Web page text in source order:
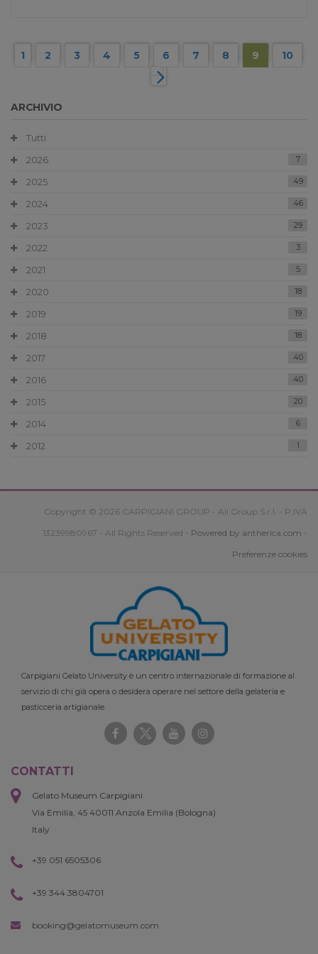
1 2 3 4 5 6 7 8 9 10
ARCHIVIO
Tutti
2026
7
2025 49
2024 46
2023 29
2022 3
2021 5
2020 18
2019 19
2018 18
2017 40
2016 40
2015 20
2014 6
2012 1
Copyright © 2026 CARPIGIANI GROUP - Ali Group S.r.l. - P.IVA
13239980967 - All Rights Reserved - Powered by antherica.com -
Preferenze cookies
Carpigiani Gelato University è un centro internazionale di formazione al
servizio di chi già opera o desidera operare nel settore della gelateria e
pasticceria artigianale.
CONTATTI
Gelato Museum Carpigiani
Via Emilia, 45 40011 Anzola Emilia (Bologna)
Italy
+39 051 6505306
+39 344 3804701
booking@gelatomuseum.com